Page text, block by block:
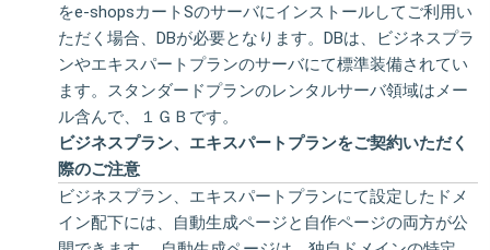
をe-shopsカートSのサーバにインストールしてご利用い
ただく場合、DBが必要となります。DBは、ビジネスプラ
ンやエキスパートプランのサーバにて標準装備されてい
ます。スタンダードプランのレンタルサーバ領域はメー
ル含んで、１ＧＢです。
ビジネスプラン、エキスパートプランをご契約いただく
際のご注意
ビジネスプラン、エキスパートプランにて設定したドメ
イン配下には、自動生成ページと自作ページの両方が公